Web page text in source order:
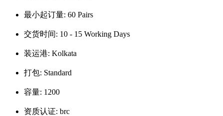
最小起订量: 60 Pairs
交货时间: 10 - 15 Working Days
装运港: Kolkata
打包: Standard
容量: 1200
资质认证: brc